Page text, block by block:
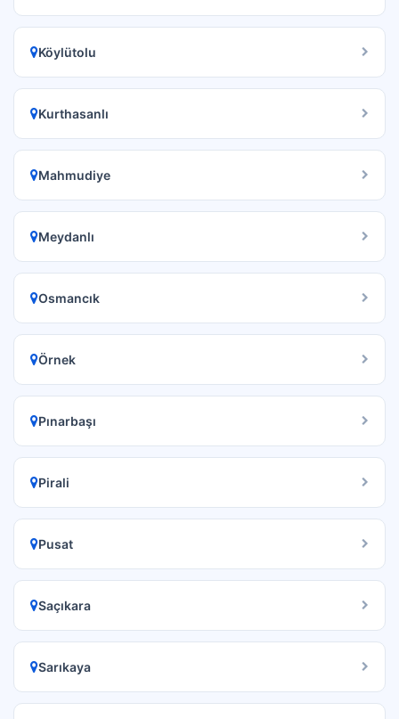
Köylütolu
Kurthasanlı
Mahmudiye
Meydanlı
Osmancık
Örnek
Pınarbaşı
Pirali
Pusat
Saçıkara
Sarıkaya